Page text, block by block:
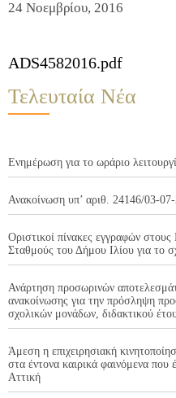
24 Νοεμβρίου, 2016
ADS4582016.pdf
Τελευταία Νέα
Ενημέρωση για το ωράριο
Ανακοίνωση υπ’ αριθ. 24146/03-
Οριστικοί πίνακες εγγραφών
Σταθμούς του Δήμου Ιλίου για το
Ανάρτηση προσωρινών
ανακοίνωσης για την πρόσληψη
σχολικών μονάδων, διδακτικού
Άμεση η επιχειρησιακή
στα έντονα καιρικά φαινόμενα που
Αττική